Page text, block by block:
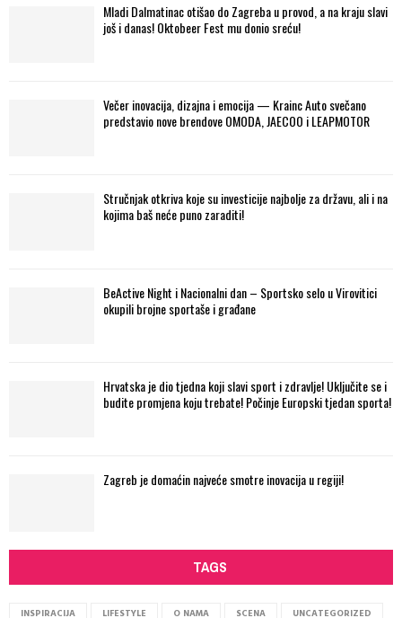
Mladi Dalmatinac otišao do Zagreba u provod, a na kraju slavi
još i danas! Oktobeer Fest mu donio sreću!
Večer inovacija, dizajna i emocija — Krainc Auto svečano
predstavio nove brendove OMODA, JAECOO i LEAPMOTOR
Stručnjak otkriva koje su investicije najbolje za državu, ali i na
kojima baš neće puno zaraditi!
BeActive Night i Nacionalni dan – Sportsko selo u Virovitici
okupili brojne sportaše i građane
Hrvatska je dio tjedna koji slavi sport i zdravlje! Uključite se i
budite promjena koju trebate! Počinje Europski tjedan sporta!
Zagreb je domaćin najveće smotre inovacija u regiji!
TAGS
INSPIRACIJA LIFESTYLE O NAMA SCENA
UNCATEGORIZED